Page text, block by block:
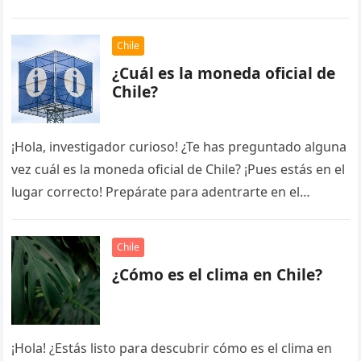
Chile
¿Cuál es la moneda oficial de
Chile?
¡Hola, investigador curioso! ¿Te has preguntado alguna
vez cuál es la moneda oficial de Chile? ¡Pues estás en el
lugar correcto! Prepárate para adentrarte en el
Chile
¿Cómo es el clima en Chile?
¡Hola! ¿Estás listo para descubrir cómo es el clima en